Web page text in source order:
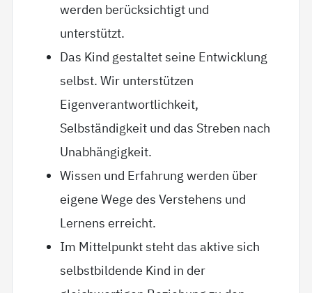
werden berücksichtigt und
unterstützt.
Das Kind gestaltet seine Entwicklung
selbst. Wir unterstützen
Eigenverantwortlichkeit,
Selbständigkeit und das Streben nach
Unabhängigkeit.
Wissen und Erfahrung werden über
eigene Wege des Verstehens und
Lernens erreicht.
Im Mittelpunkt steht das aktive sich
selbstbildende Kind in der